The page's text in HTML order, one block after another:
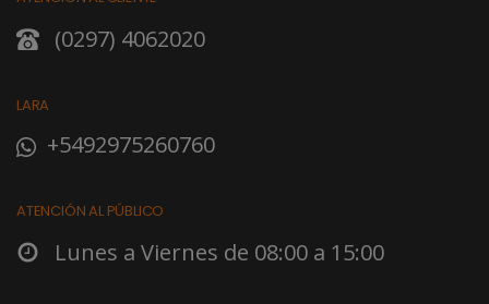
(0297) 4062020
LARA
+5492975260760
ATENCIÓN AL PÚBLICO
Lunes a Viernes de 08:00 a 15:00